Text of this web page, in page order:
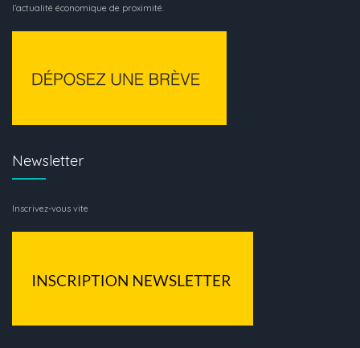
l’actualité économique de proximité.
Newsletter
Inscrivez-vous vite